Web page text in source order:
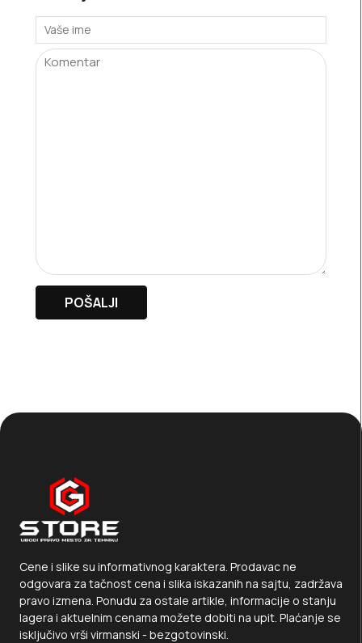
Vaše ime
POŠALJI
Cene i slike su informativnog karaktera. Prodavac ne
odgovara za tačnost cena i slika iskazanih na sajtu, zadržava
pravo izmena. Ponudu za ostale artikle, informacije o stanju
lagera i aktuelnim cenama možete dobiti na upit. Plaćanje se
isključivo vrši virmanski - bezgotovinski.